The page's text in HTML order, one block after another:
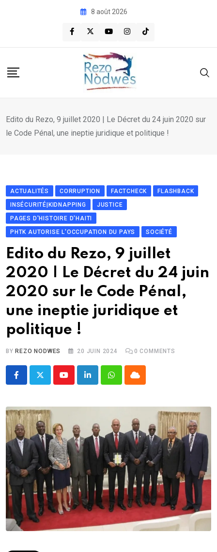
8 août 2026
Edito du Rezo, 9 juillet 2020 | Le Décret du 24 juin 2020 sur
le Code Pénal, une ineptie juridique et politique !
ACTUALITÉS CORRUPTION FACTCHECK
FLASHBACK
INSÉCURITÉ|KIDNAPPING
JUSTICE
PAGES D'HISTOIRE D'HAITI
PHTK AUTORISE L'OCCUPATION DU PAYS
SOCIÉTÉ
Edito du Rezo, 9 juillet
2020 | Le Décret du 24 juin
2020 sur le Code Pénal,
une ineptie juridique et
politique !
BY REZO NODWES 20 JUIN 2024 0 COMMENTS
YoutubeLinkedInWhatsappCloud